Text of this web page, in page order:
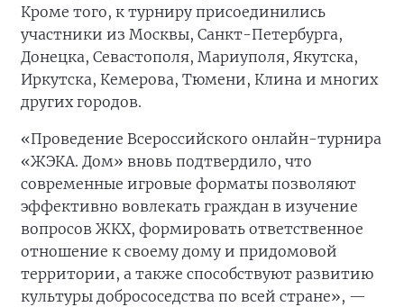
Кроме того, к турниру присоединились
участники из Москвы, Санкт-Петербурга,
Донецка, Севастополя, Мариуполя, Якутска,
Иркутска, Кемерова, Тюмени, Клина и многих
других городов.
«Проведение Всероссийского онлайн-турнира
«ЖЭКА. Дом» вновь подтвердило, что
современные игровые форматы позволяют
эффективно вовлекать граждан в изучение
вопросов ЖКХ, формировать ответственное
отношение к своему дому и придомовой
территории, а также способствуют развитию
культуры добрососедства по всей стране», —